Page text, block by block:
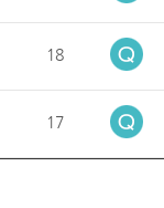
18
17